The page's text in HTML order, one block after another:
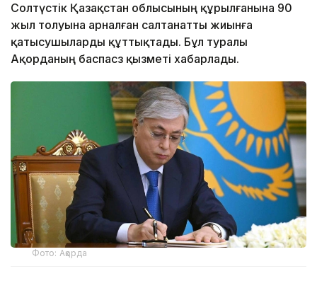
Солтүстік Қазақстан облысының құрылғанына 90
жыл толуына арналған салтанатты жиынға
қатысушыларды құттықтады. Бұл туралы
Ақорданың баспасөз қызметі хабарлады.
Фото: Ақорда